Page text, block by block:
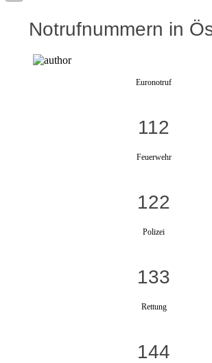
Notrufnummern in
Euronotruf
112
Feuerwehr
122
Polizei
133
Rettung
144